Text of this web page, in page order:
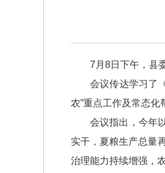
7月8日下午，县
会议传达学习了
农”重点工作及常态化
会议指出，今年
实干，夏粮生产总量
治理能力持续增强，